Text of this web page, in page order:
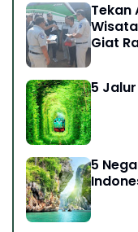
Tekan
Giat
5
5